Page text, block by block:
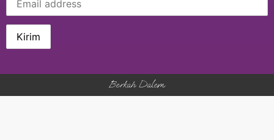
Berkah Dalem